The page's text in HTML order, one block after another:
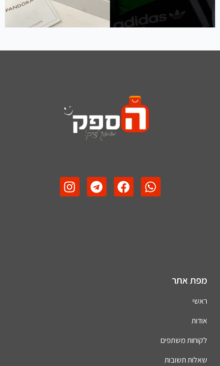
מפת אתר
ראשי
אודות
לקוחות משתפים
שאלות תשובות